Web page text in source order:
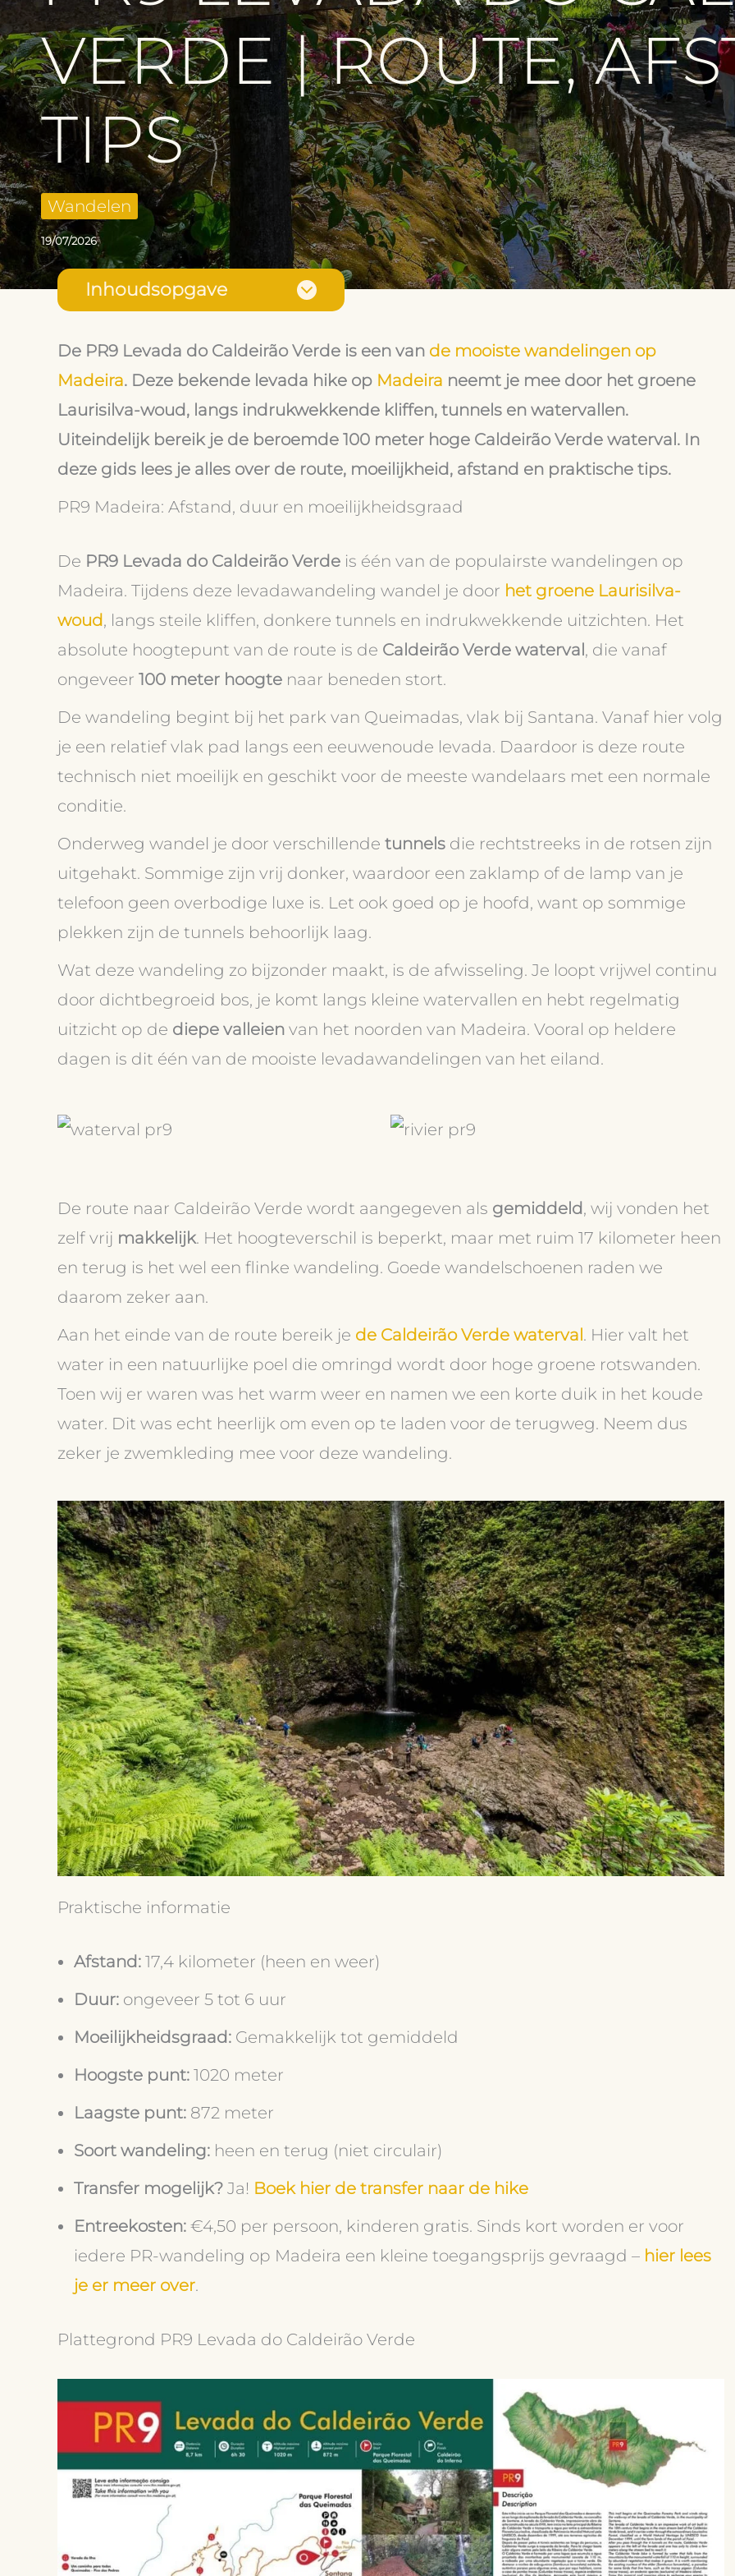
VERDE | ROUTE,
TIPS
Wandelen
19/07/2026
Inhoudsopgave
De PR9 Levada do Caldeirão Verde is een van de mooiste wandelingen op
Madeira. Deze bekende levada hike op Madeira neemt je mee door het groene
Laurisilva-woud, langs indrukwekkende kliffen, tunnels en watervallen.
Uiteindelijk bereik je de beroemde 100 meter hoge Caldeirão Verde waterval. In
deze gids lees je alles over de route, moeilijkheid, afstand en praktische tips.
PR9 Madeira: Afstand, duur en moeilijkheidsgraad
De PR9 Levada do Caldeirão Verde is één van de populairste wandelingen op
Madeira. Tijdens deze levadawandeling wandel je door het groene Laurisilva-
woud, langs steile kliffen, donkere tunnels en indrukwekkende uitzichten. Het
absolute hoogtepunt van de route is de Caldeirão Verde waterval, die vanaf
ongeveer 100 meter hoogte naar beneden stort.
De wandeling begint bij het park van Queimadas, vlak bij Santana. Vanaf hier volg
je een relatief vlak pad langs een eeuwenoude levada. Daardoor is deze route
technisch niet moeilijk en geschikt voor de meeste wandelaars met een normale
conditie.
Onderweg wandel je door verschillende tunnels die rechtstreeks in de rotsen zijn
uitgehakt. Sommige zijn vrij donker, waardoor een zaklamp of de lamp van je
telefoon geen overbodige luxe is. Let ook goed op je hoofd, want op sommige
plekken zijn de tunnels behoorlijk laag.
Wat deze wandeling zo bijzonder maakt, is de afwisseling. Je loopt vrijwel continu
door dichtbegroeid bos, je komt langs kleine watervallen en hebt regelmatig
uitzicht op de diepe valleien van het noorden van Madeira. Vooral op heldere
dagen is dit één van de mooiste levadawandelingen van het eiland.
De route naar Caldeirão Verde wordt aangegeven als gemiddeld, wij vonden het
zelf vrij makkelijk. Het hoogteverschil is beperkt, maar met ruim 17 kilometer heen
en terug is het wel een flinke wandeling. Goede wandelschoenen raden we
daarom zeker aan.
Aan het einde van de route bereik je de Caldeirão Verde waterval. Hier valt het
water in een natuurlijke poel die omringd wordt door hoge groene rotswanden.
Toen wij er waren was het warm weer en namen we een korte duik in het koude
water. Dit was echt heerlijk om even op te laden voor de terugweg. Neem dus
zeker je zwemkleding mee voor deze wandeling.
Praktische informatie
Afstand: 17,4 kilometer (heen en weer)
Duur: ongeveer 5 tot 6 uur
Moeilijkheidsgraad: Gemakkelijk tot gemiddeld
Hoogste punt: 1020 meter
Laagste punt: 872 meter
Soort wandeling: heen en terug (niet circulair)
Transfer mogelijk? Ja! Boek hier de transfer naar de hike
Entreekosten: €4,50 per persoon, kinderen gratis. Sinds kort worden er voor
iedere PR-wandeling op Madeira een kleine toegangsprijs gevraagd – hier lees
je er meer over.
Plattegrond PR9 Levada do Caldeirão Verde